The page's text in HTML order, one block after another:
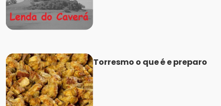
Torresmo o que é e preparo